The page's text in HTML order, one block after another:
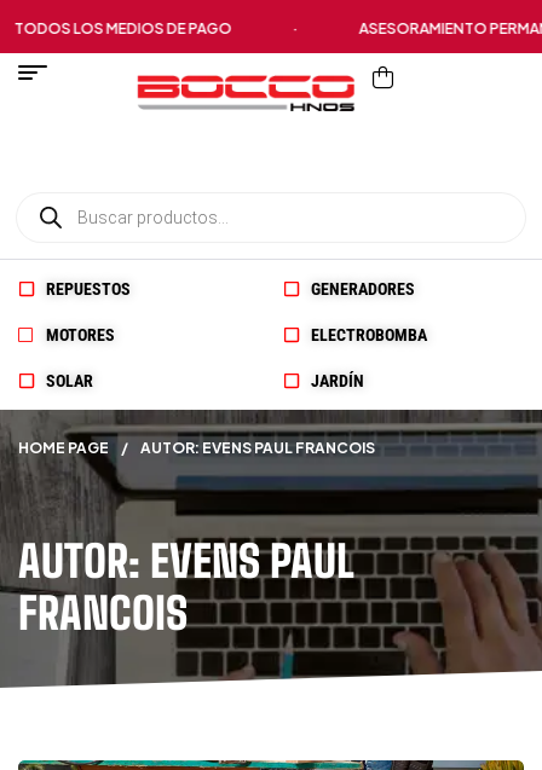
LOS MEDIOS DE PAGO ASESORAMIENTO
REPUESTOS GENERADORES
MOTORES ELECTROBOMBA
SOLAR JARDÍN
AUTOR: EVENS PAUL
FRANCOIS
HOME PAGE / AUTOR: EVENS PAUL FRANCOIS